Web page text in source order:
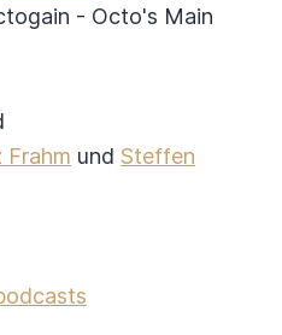
- Octo's Main
und Steffen